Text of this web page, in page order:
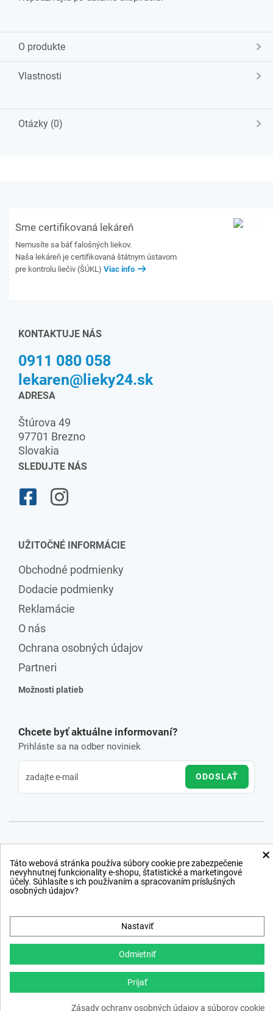
O produkte
Vlastnosti
Otázky (0)
Sme certifikovaná lekáreň
Nemusíte sa báť falošných liekov.
Naša lekáreň je certifikovaná štátnym ústavom
pre kontrolu liečiv (ŠÚKL) Viac info
KONTAKTUJE NÁS
0911 080 058
lekaren@lieky24.sk
ADRESA
Štúrova 49
97701 Brezno
Slovakia
SLEDUJTE NÁS
UŽITOČNÉ INFORMÁCIE
Obchodné podmienky
Dodacie podmienky
Reklamácie
O nás
Ochrana osobných údajov
Partneri
Možnosti platieb
Chcete byť aktuálne informovaní?
Prihláste sa na odber noviniek
ODOSLAŤ
×
Táto webová stránka používa súbory cookie pre zabezpečenie
nevyhnutnej funkcionality e-shopu, štatistické a marketingové
účely. Súhlasíte s ich používaním a spracovaním príslušných
osobných údajov?
Nastaviť
Odmietniť
Prijať
Zásady ochrany osobných údajov a súborov cookie